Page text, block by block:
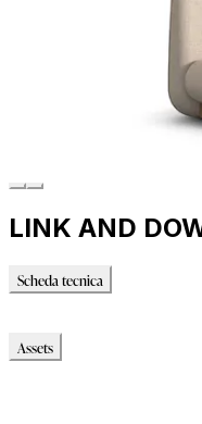
LINK AND
Scheda tecnica
Assets